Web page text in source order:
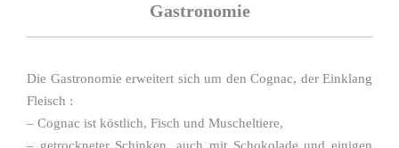
Gastronomie
Die Gastronomie erweitert sich um den Cognac, der Einklang
Fleisch :
– Cognac ist köstlich, Fisch und Muscheltiere,